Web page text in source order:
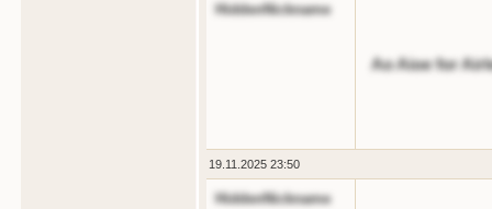
HiddenNickname
Ao Aioe for
19.11.2025 23:50
HiddenNickname